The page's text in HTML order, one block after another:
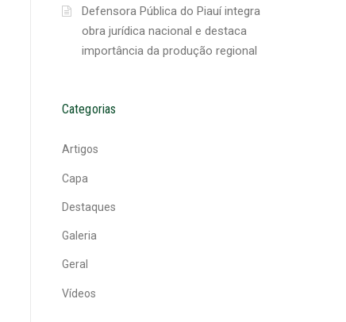
Defensora Pública do Piauí integra
obra jurídica nacional e destaca
importância da produção regional
Categorias
Artigos
Capa
Destaques
Galeria
Geral
Vídeos